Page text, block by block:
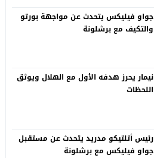
جواو فيليكس يتحدث عن مواجهة بورتو
والتكيف مع برشلونة
نيمار يحرز هدفه الأول مع الهلال ويوثق
اللحظات
رئيس أتلتيكو مدريد يتحدث عن مستقبل
جواو فيليكس مع برشلونة